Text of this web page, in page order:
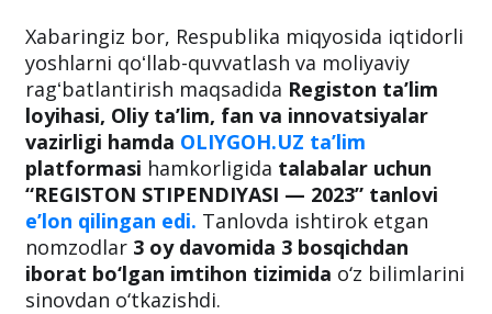
Xabaringiz bor, Respublika miqyosida iqtidorli
yoshlarni qoʻllab-quvvatlash va moliyaviy
ragʻbatlantirish maqsadida Registon ta’lim
loyihasi, Oliy ta’lim, fan va innovatsiyalar
vazirligi hamda OLIYGOH.UZ ta’lim
platformasi hamkorligida talabalar uchun
“REGISTON STIPENDIYASI — 2023” tanlovi
e’lon qilingan edi. Tanlovda ishtirok etgan
nomzodlar 3 oy davomida 3 bosqichdan
iborat bo‘lgan imtihon tizimida o‘z bilimlarini
sinovdan o‘tkazishdi.